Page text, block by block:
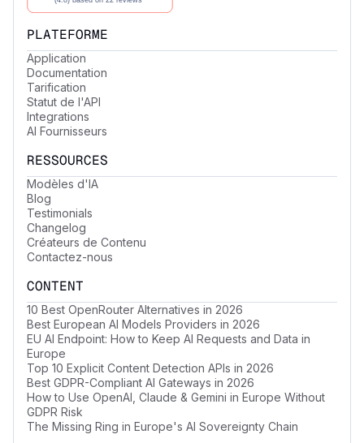
PLATEFORME
Application
Documentation
Tarification
Statut de l'API
Integrations
AI Fournisseurs
RESSOURCES
Modèles d'IA
Blog
Testimonials
Changelog
Créateurs de Contenu
Contactez-nous
CONTENT
10 Best OpenRouter Alternatives in 2026
Best European AI Models Providers in 2026
EU AI Endpoint: How to Keep AI Requests and Data in
Europe
Top 10 Explicit Content Detection APIs in 2026
Best GDPR-Compliant AI Gateways in 2026
How to Use OpenAI, Claude & Gemini in Europe Without
GDPR Risk
The Missing Ring in Europe's AI Sovereignty Chain